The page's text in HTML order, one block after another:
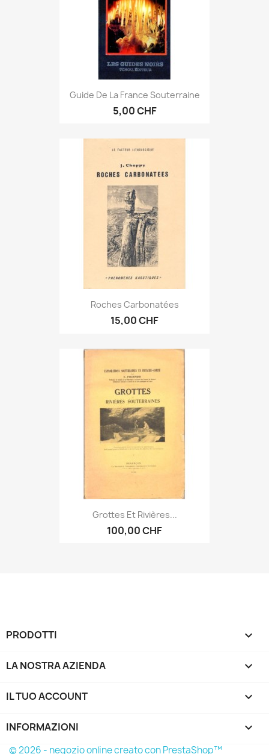
Guide De La France Souterraine
5,00 CHF
Roches Carbonatées
15,00 CHF
Grottes Et Rivières...
100,00 CHF
PRODOTTI 
LA NOSTRA AZIENDA 
IL TUO ACCOUNT 
INFORMAZIONI keyboard_arrow_down
© 2026 - negozio online creato con PrestaShop™